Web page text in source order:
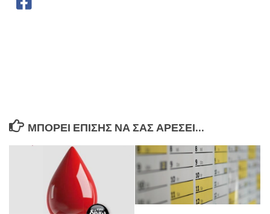
ΜΠΟΡΕΊ ΕΠΊΣΗΣ ΝΑ ΣΑΣ ΑΡΈΣΕΙ...